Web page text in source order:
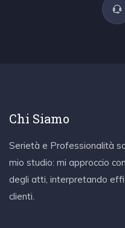
Chi Siamo
Serietà e Professionalità
mio studio: mi approccio
degli atti, interpretando
clienti.